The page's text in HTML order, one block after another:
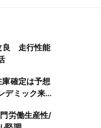
良 走行性能
庫確定は予想
デミック来
労働生産性/